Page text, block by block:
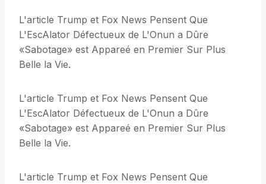
L'article Trump et Fox News Pensent Que
L'EscAlator Défectueux de L'Onun a Dûre
«Sabotage» est Appareé en Premier Sur Plus
Belle la Vie.
L'article Trump et Fox News Pensent Que
L'EscAlator Défectueux de L'Onun a Dûre
«Sabotage» est Appareé en Premier Sur Plus
Belle la Vie.
L'article Trump et Fox News Pensent Que